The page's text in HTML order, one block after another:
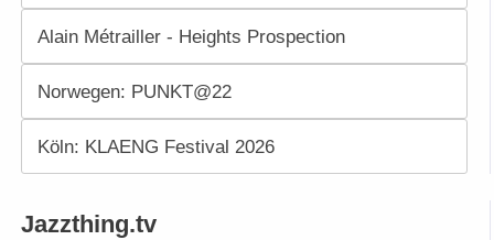
Alain Métrailler - Heights Prospection
Norwegen: PUNKT@22
Köln: KLAENG Festival 2026
Jazzthing.tv